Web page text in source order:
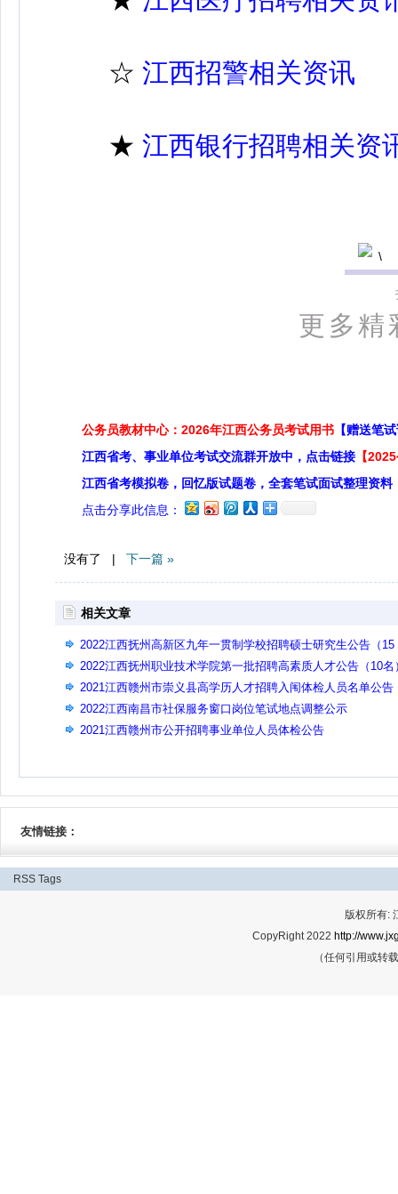
☆ 江西招警相关资讯
★ 江西银行招聘相关资
更多精
公务员教材中心：2026年江西公务员考试用书 【赠送笔
江西省考、事业单位考试交流群开放中，点击链接 【
江西省考模拟卷，回忆版试题卷，全套笔试面试整理资料
点击分享此信息：
没有了 | 下一篇 »
相关文章
2022江西抚州高新区九年一贯制学校招聘硕士研究生公告（15
名）
2022江西抚州职业技术学院第一批招聘高素质人才公告（10名
2021江西赣州市崇义县高学历人才招聘入闱体检人员名单公告
2022江西南昌市社保服务窗口岗位笔试地点调整公示
2021江西赣州市公开招聘事业单位人员体检公告
友情链接：
RSS Tags
版权所有:
CopyRight 2022 http://
（任何引用或转